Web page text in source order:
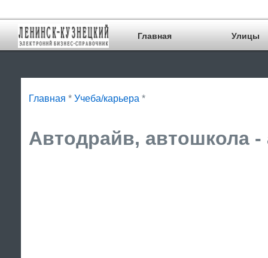
Главная Улицы
Главная * Учеба/карьера *
Автодрайв, автошкола